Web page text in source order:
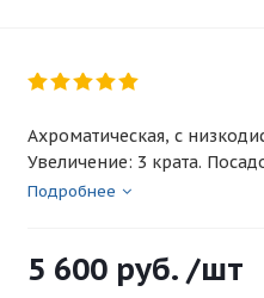
Ахроматическая, с
Увеличение: 3 крата.
Подробнее
5 600 руб. /шт